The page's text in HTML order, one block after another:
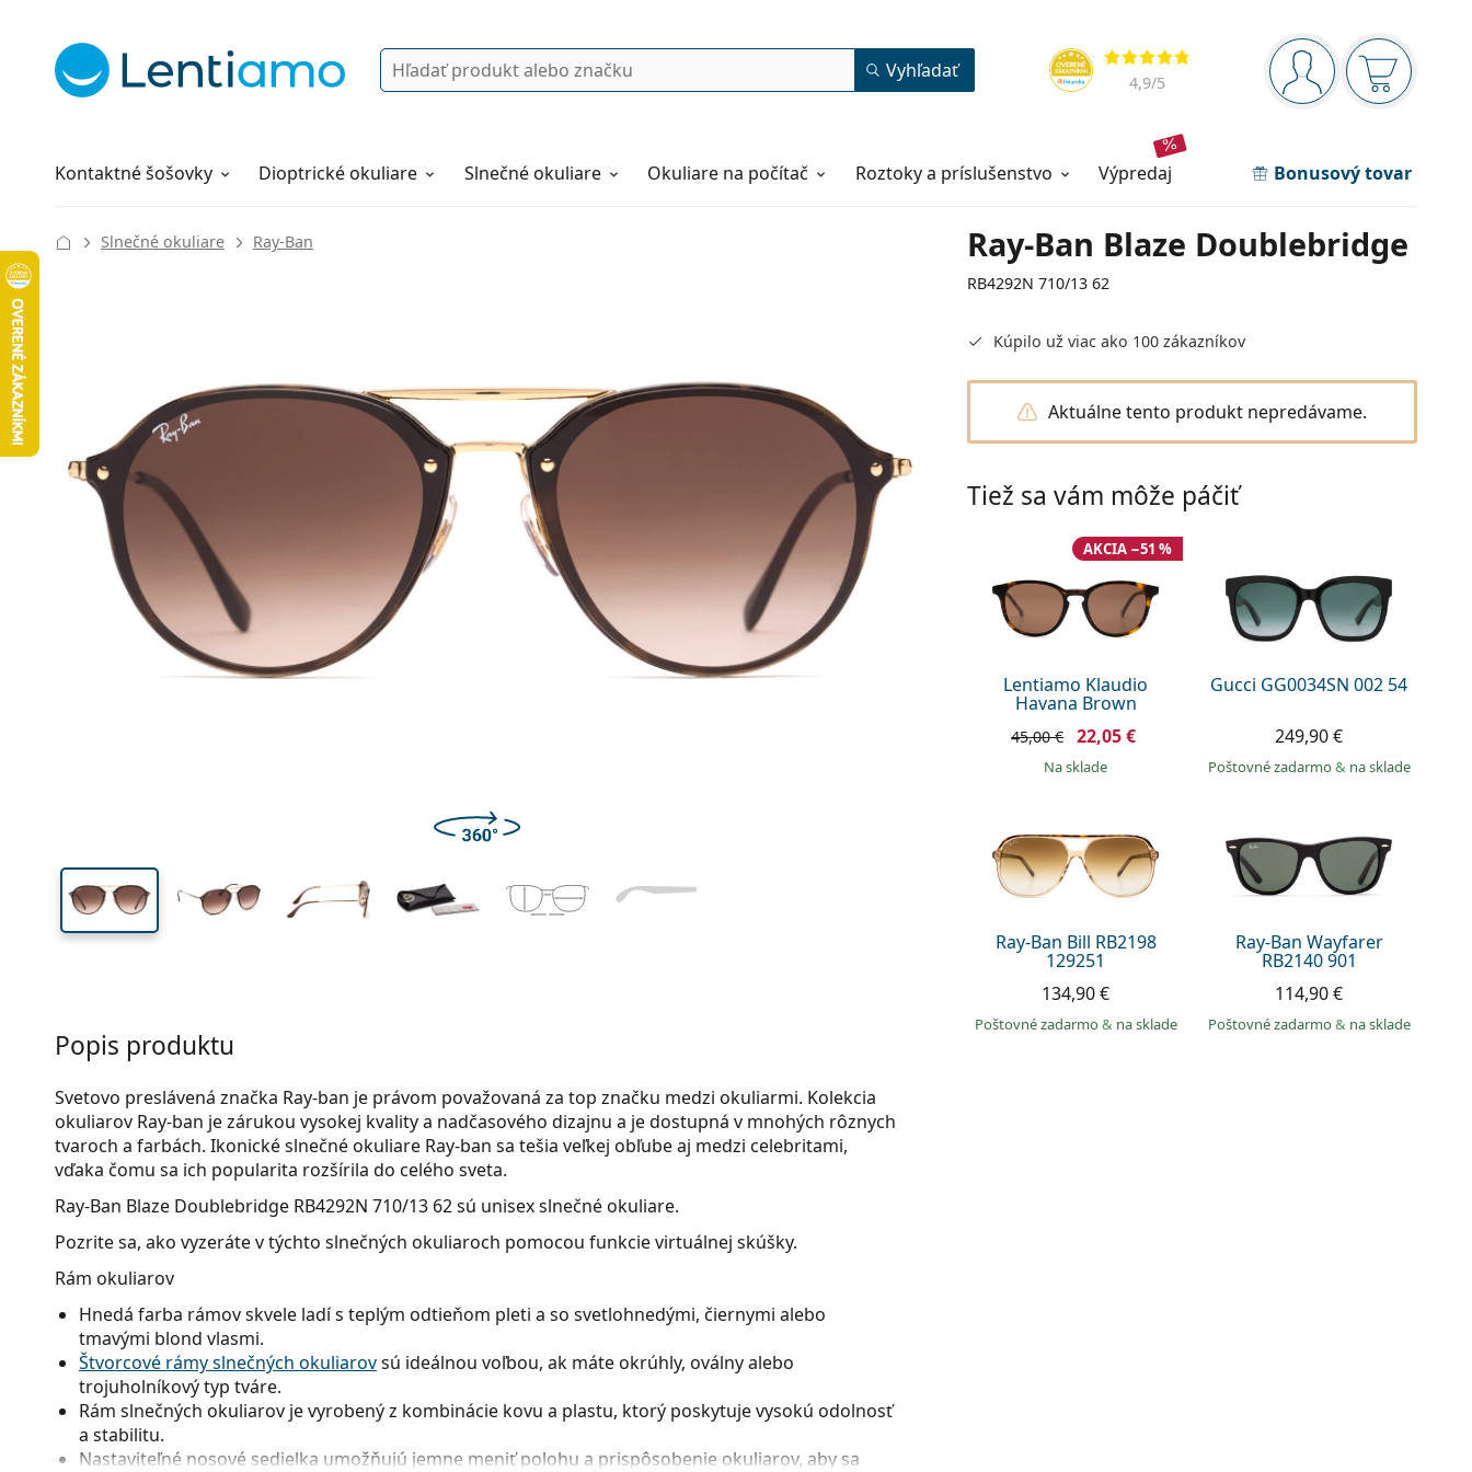
Navigačný panel
ste prihláseníNákupný
Hodnotenia
4,9/5
Vyhľadávanie Vyhľadať
Kontaktné šošovky
Roztoky Dioptrické okuliare Slnečné okuliare Okuliare na počítač Roztoky a príslušenstvo výpredaj Bonusový tovar
Všetko o nákupe
Ray-Ban Blaze Doublebridge
RB4292N 710/13 62
Slnečné okuliare Ray-Ban
50 mm
Výška očnice
62 mm
Šírka očnice
62
Šírka
mostíka
Kúpilo už viac ako 100 zákazníkov
Aktuálne tento produkt nepredávame.
Tiež sa vám môže páčiť
Lentiamo Klaudio
Havana Brown
AKCIA −51 %
45,00 € 22,05 €
na sklade
Gucci GG0034SN 002 54
249,90 €
Poštovné zadarmo& na sklade
Ray-Ban Bill RB2198
129251
134,90 €
Poštovné zadarmo& na sklade
Ray-Ban Wayfarer
RB2140 901
114,90 €
Poštovné zadarmo& na sklade
Popis produktu
Svetovo preslávená značka Ray-ban je právom považovaná za top značku medzi okuliarmi. Kolekcia
okuliarov Ray-ban je zárukou vysokej kvality a nadčasového dizajnu a je dostupná v mnohých rôznych
tvaroch a farbách. Ikonické slnečné okuliare Ray-ban sa tešia veľkej obľube aj medzi celebritami,
vďaka čomu sa ich popularita rozšírila do celého sveta.
Ray-Ban Blaze Doublebridge RB4292N 710/13 62sú unisex slnečné okuliare.
Pozrite sa, ako vyzeráte v týchto slnečných okuliaroch pomocou funkcie virtuálnej skúšky.
Rám okuliarov
Hnedá farba rámov skvele ladí s teplým odtieňom pleti a so svetlohnedými, čiernymi alebo
tmavými blond vlasmi.
Štvorcové rámy slnečných okuliarovsú ideálnou voľbou, ak máte okrúhly, oválny alebo
trojuholníkový typ tváre.
Rám slnečných okuliarov je vyrobený z kombinácie kovu a plastu, ktorý poskytuje vysokú odolnosť
a stabilitu.
Nastaviteľné nosové sedielka umožňujú jemne meniť polohu a prispôsobenie okuliarov, aby sa